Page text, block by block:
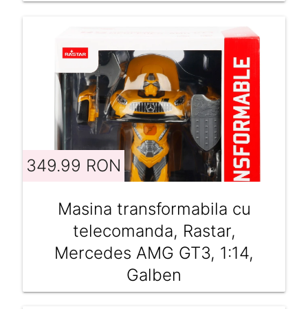
349.99 RON
Masina transformabila cu
telecomanda, Rastar,
Mercedes AMG GT3, 1:14,
Galben